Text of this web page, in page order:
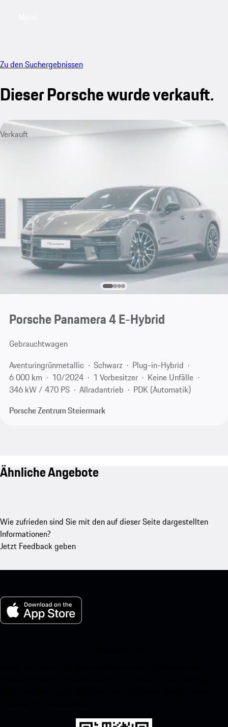
Zu den Suchergebnissen
Dieser Porsche wurde verkauft.
Verkauft
Porsche Panamera 4 E-Hybrid
Gebrauchtwagen
Aventuringrünmetallic
Schwarz
Plug-in-Hybrid
6 000 km
10/2024 1 Vorbesitzer
Keine Unfälle
346 kW / 470 PS
Allradantrieb
PDK (Automatik)
Porsche Zentrum Steiermark
Ähnliche Angebote
Wie zufrieden sind Sie mit den auf dieser Seite dargestellten
Informationen?
Jetzt Feedback geben